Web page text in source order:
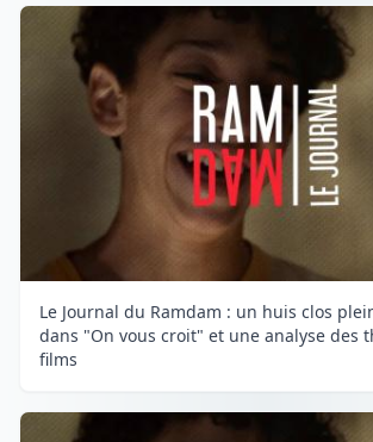
Le Journal du Ramdam : un huis clos
dans "On vous croit" et une analyse des
films